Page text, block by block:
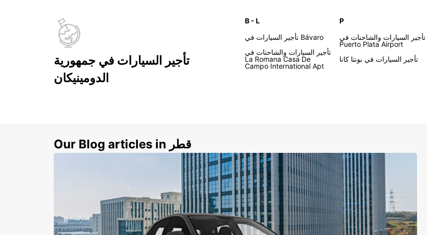
تأجير السيارات في جمهورية
الدومينيكان
B - L
تأجير السيارات في Bávaro
تأجير السيارات والشاحنات في
La Romana Casa De
Campo International Apt
P
تأجير السيارات والشاحنات في
Puerto Plata Airport
تأجير السيارات في بونتا كانا
Our Blog articles in قطر